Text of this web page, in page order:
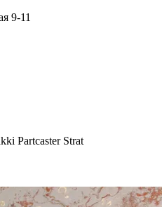
9-11
Partcaster Strat